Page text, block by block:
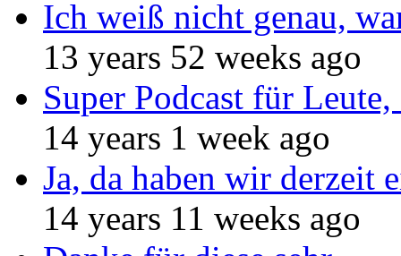
Ich weiß nicht genau,
13 years 52 weeks ago
Super Podcast für Leute,
14 years 1 week ago
Ja, da haben wir derzeit
14 years 11 weeks ago